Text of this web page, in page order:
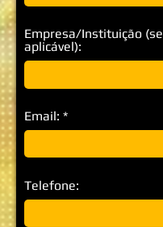
Empresa/Instituição (se
aplicável):
Email:
Telefone: